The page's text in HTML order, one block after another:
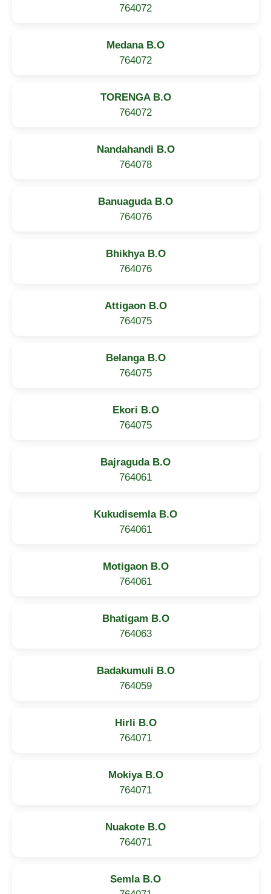
764072
Medana B.O
764072
TORENGA B.O
764072
Nandahandi B.O
764078
Banuaguda B.O
764076
Bhikhya B.O
764076
Attigaon B.O
764075
Belanga B.O
764075
Ekori B.O
764075
Bajraguda B.O
764061
Kukudisemla B.O
764061
Motigaon B.O
764061
Bhatigam B.O
764063
Badakumuli B.O
764059
Hirli B.O
764071
Mokiya B.O
764071
Nuakote B.O
764071
Semla B.O